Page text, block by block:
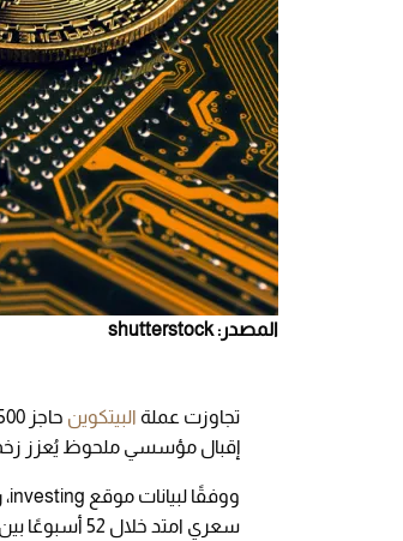
المصدر: shutterstock
تجاوزت عملة البيتكوين
إقبال مؤسسي ملحوظ يُعزز
سعري امتد خلال 52 أسبوعًا بين 60,187 و126,186 دولار